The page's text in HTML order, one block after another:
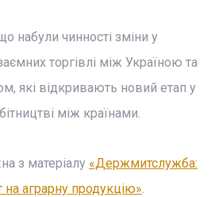
набули чинності зміни у
торгівлі між Україною та
які відкривають новий етап у
між країнами.
з матеріалу «Держмитслужба:
аграрну продукцію».